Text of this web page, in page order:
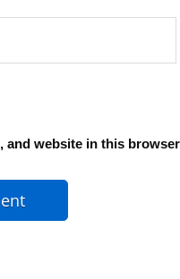
and website in this